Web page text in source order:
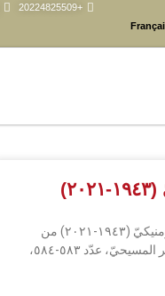
+20224825509
عمّانوئيل پيزاني، إميليو بلاتي الدومنيكيّ (١٩٤٣-٢٠٢١) من
مولينبيك إلى مولينبيك، مجلّة الفكر المسيحيّ، عدّد ٥٨٣-٥٨٤،